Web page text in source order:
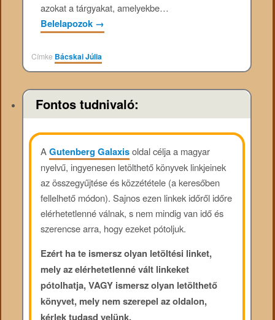
azokat a tárgyakat, amelyekbe…
Belelapozok →
Címke Bácskai Júlia
Fontos tudnivaló:
AGutenberg Galaxisoldal célja a magyar
nyelvű, ingyenesen letölthető könyvek linkjeinek
az összegyűjtése és közzététele (a keresőben
fellelhető módon). Sajnos ezen linkek időről időre
elérhetetlenné válnak, s nem mindig van idő és
szerencse arra, hogy ezeket pótoljuk.
Ezért ha te ismersz olyan letöltési linket,
mely az elérhetetlenné vált linkeket
pótolhatja, VAGY ismersz olyan letölthető
könyvet, mely nem szerepel az oldalon,
kérlek tudasd velünk.